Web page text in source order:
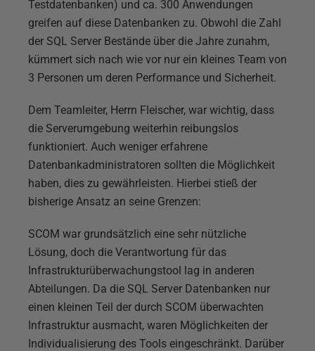
Testdatenbanken) und ca. 300 Anwendungen
greifen auf diese Datenbanken zu. Obwohl die Zahl
der SQL Server Bestände über die Jahre zunahm,
kümmert sich nach wie vor nur ein kleines Team von
3 Personen um deren Performance und Sicherheit.
Dem Teamleiter, Herrn Fleischer, war wichtig, dass
die Serverumgebung weiterhin reibungslos
funktioniert. Auch weniger erfahrene
Datenbankadministratoren sollten die Möglichkeit
haben, dies zu gewährleisten. Hierbei stieß der
bisherige Ansatz an seine Grenzen:
SCOM war grundsätzlich eine sehr nützliche
Lösung, doch die Verantwortung für das
Infrastrukturüberwachungstool lag in anderen
Abteilungen. Da die SQL Server Datenbanken nur
einen kleinen Teil der durch SCOM überwachten
Infrastruktur ausmacht, waren Möglichkeiten der
Individualisierung des Tools eingeschränkt. Darüber